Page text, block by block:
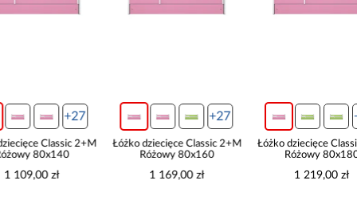
+27
Classic 2+M
zł
+27
Łóżko dziecięce Classic 2+M
Różowy 80x160
1 169,00 zł
+27
Łóżko dziecięce Classic 2+M
Różowy 80x180
1 219,00 zł